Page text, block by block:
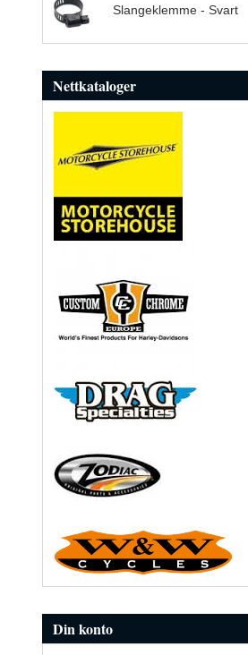
Slangeklemme - Svart
Nettkataloger
Din konto